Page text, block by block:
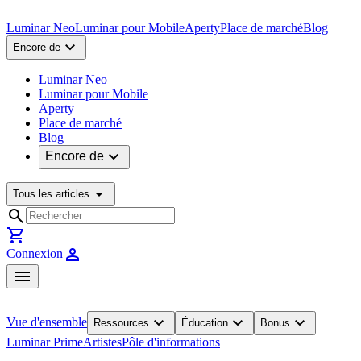
Luminar NeoLuminar pour MobileApertyPlace de marchéBlog
Encore de expand_more
Luminar Neo
Luminar pour Mobile
Aperty
Place de marché
Blog
Encore de expand_more
Tous les articles arrow_drop_down
search
shopping_cart
Connexion person
menu
Vue d'ensemble Ressources expand_more Éducation expand_more Bonus expand_more
Luminar PrimeArtistesPôle d'informations